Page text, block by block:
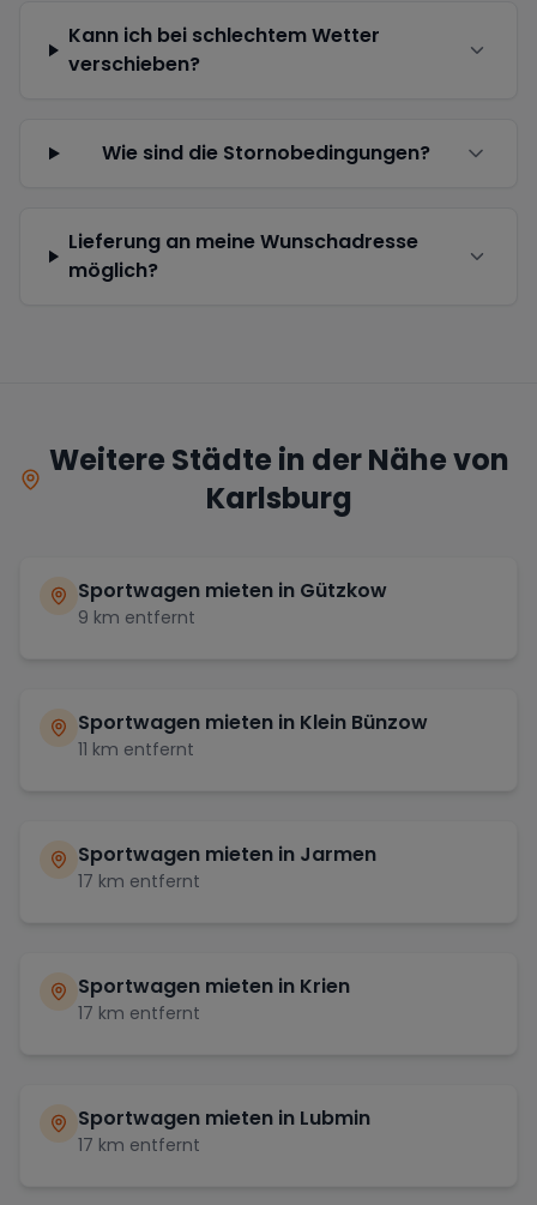
Kann ich bei schlechtem Wetter
verschieben?
Wie sind die Stornobedingungen?
Lieferung an meine Wunschadresse
möglich?
Weitere Städte in der Nähe von
Karlsburg
Sportwagen mieten in Gützkow
9 km entfernt
Sportwagen mieten in Klein Bünzow
11 km entfernt
Sportwagen mieten in Jarmen
17 km entfernt
Sportwagen mieten in Krien
17 km entfernt
Sportwagen mieten in Lubmin
17 km entfernt